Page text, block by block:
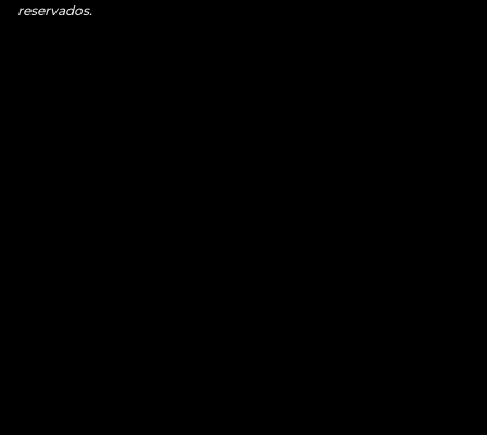
reservados.